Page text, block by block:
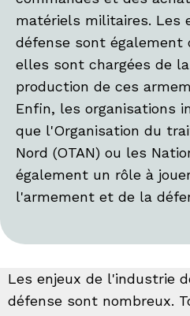
matériels militaires. Les
défense sont également
elles sont chargées de
production de ces
Enfin, les organisations
que l'Organisation du
Nord (OTAN) ou les
également un rôle à
l'armement et de la
Les enjeux de l'industrie
défense sont nombreux.